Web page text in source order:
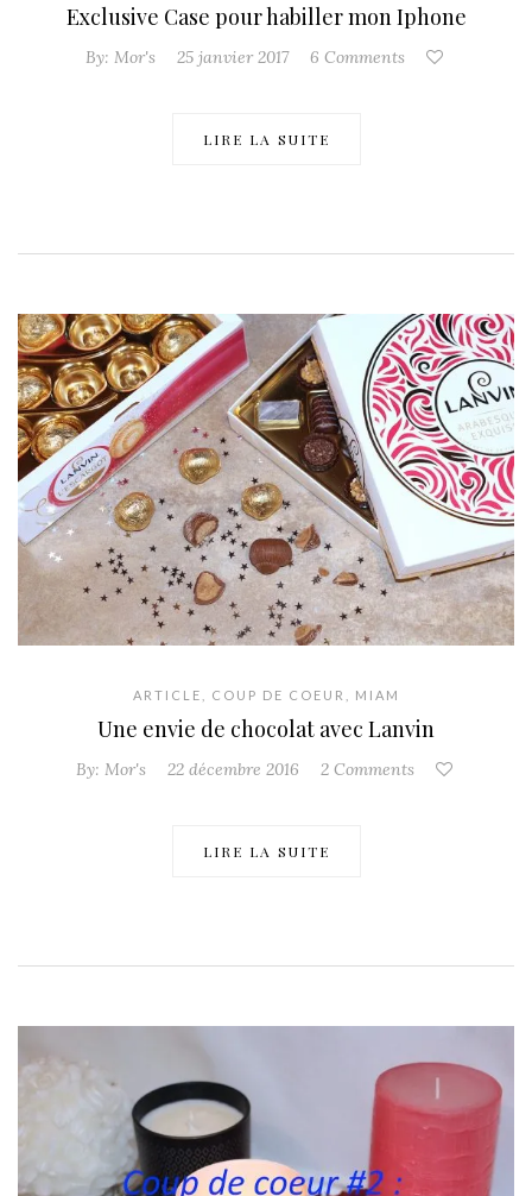
Exclusive Case pour habiller mon Iphone
By: Mor's 25 janvier 2017 6 Comments
LIRE LA SUITE
ARTICLE COUP DE COEUR MIAM
Une envie de chocolat avec Lanvin
By: Mor's 22 décembre 2016 2 Comments
LIRE LA SUITE